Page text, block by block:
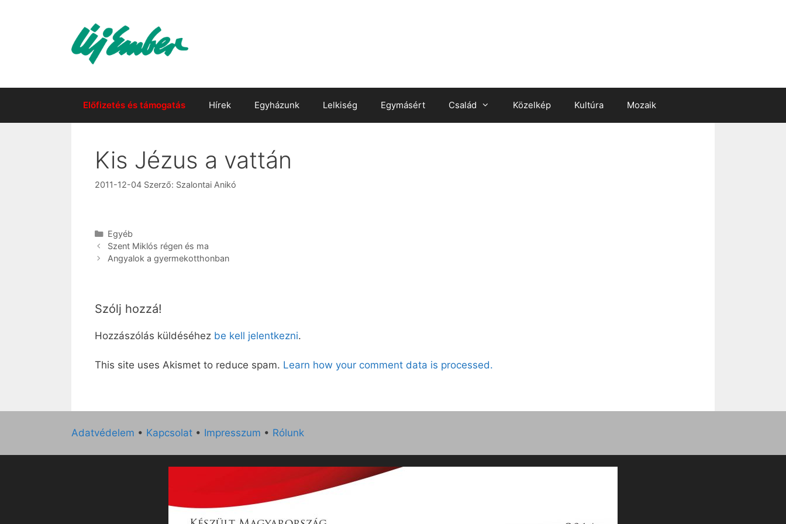
Előfizetés és támogatás Hírek Egyházunk Lelkiség Egymásért Család Közelkép Kultúra Mozaik
Kis Jézus a vattán
2011-12-04 Szerző: Szalontai Anikó
Kategória
Egyéb
Szent Miklós régen és ma
Angyalok a gyermekotthonban
Szólj hozzá!
Hozzászólás küldéséhez be kell jelentkezni.
This site uses Akismet to reduce spam. Learn how your comment data is processed.
Adatvédelem • Kapcsolat • Impresszum • Rólunk